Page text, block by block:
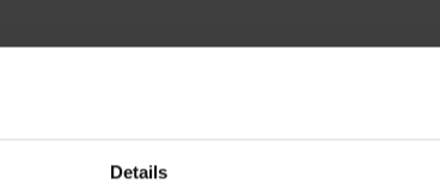
Details
25 Jahren mit Erfolg zu
unserer Mitarbeiter:innen sind
länger als 15 Jahre im
Berlin und Düsseldorf
und internationaler